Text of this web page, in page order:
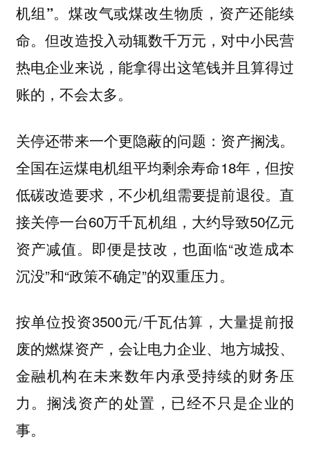
机组”。煤改气或煤改生物质，资产还能续
命。但改造投入动辄数千万元，对中小民营
热电企业来说，能拿得出这笔钱并且算得过
账的，不会太多。
关停还带来一个更隐蔽的问题：资产搁浅。
全国在运煤电机组平均剩余寿命18年，但按
低碳改造要求，不少机组需要提前退役。直
接关停一台60万千瓦机组，大约导致50亿元
资产减值。即便是技改，也面临“改造成本
沉没”和“政策不确定”的双重压力。
按单位投资3500元/千瓦估算，大量提前报
废的燃煤资产，会让电力企业、地方城投、
金融机构在未来数年内承受持续的财务压
力。搁浅资产的处置，已经不只是企业的
事。